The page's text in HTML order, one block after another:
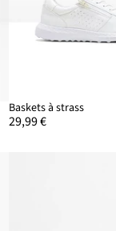
Baskets à strass
29,99 €